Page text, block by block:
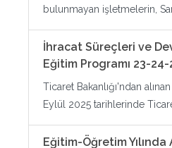
bulunmayan işletmelerin,
İhracat Süreçleri ve
Eğitim Programı 23-
Ticaret Bakanlığı'ndan
Eylül 2025 tarihlerinde
Eğitim-Öğretim Yılında